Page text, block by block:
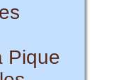
Pique